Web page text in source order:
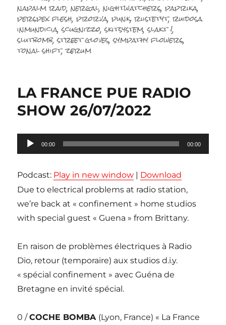
napalm raid,nergal,nightwatchers,paprika,
perspex flesh,prorva,punk,riistetyt,ruidosa
inmundicia,scugnizzo,skitsystem,slakt !,
slutbomb,street gloves,sympathy flowers,
tonal shift,zerum
LA FRANCE PUE RADIO
SHOW 26/07/2022
Lecteur
audio
00:00 00:00
Podcast: Play in new window | Download
Due to electrical problems at radio station,
we’re back at « confinement » home studios
with special guest « Guena » from Brittany.
En raison de problèmes électriques à Radio
Dio, retour (temporaire) aux studios d.i.y.
« spécial confinement » avec Guéna de
Bretagne en invité spécial.
0 /COCHE BOMBA (Lyon, France) « La France